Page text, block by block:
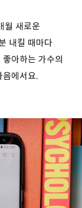
월 새로운
내킬 때마다
아하는 가수의
음에서요.